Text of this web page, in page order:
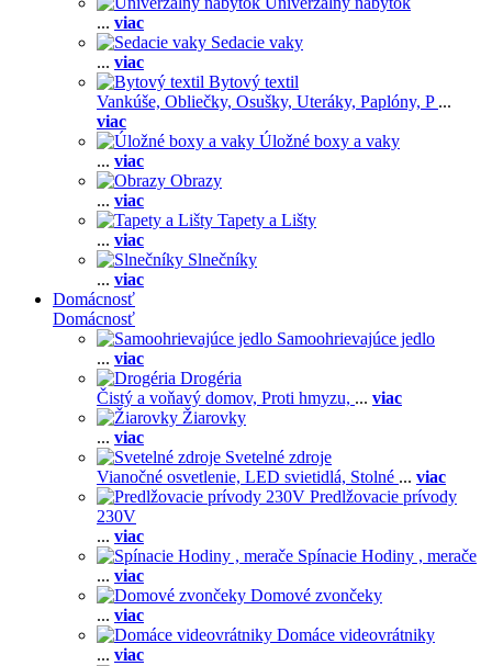
... viac
Sedacie vaky
... viac
Bytový textil
Vankúše, Obliečky, Osušky, Uteráky, Paplóny, P ...
viac
Úložné boxy a vaky
... viac
Obrazy
... viac
Tapety a Lišty
... viac
Slnečníky
... viac
Domácnosť
Domácnosť
Samoohrievajúce jedlo
... viac
Drogéria
Čistý a voňavý domov, Proti hmyzu, ... viac
Žiarovky
... viac
Svetelné zdroje
Vianočné osvetlenie, LED svietidlá, Stolné ... viac
Predlžovacie prívody
230V
... viac
Spínacie Hodiny , merače
... viac
Domové zvončeky
... viac
Domáce videovrátniky
... viac